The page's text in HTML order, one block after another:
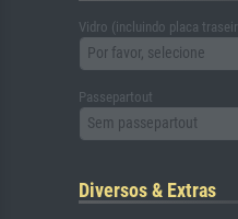
Vidro (incluindo placa
Por favor, selecione
Passepartout
Sem passepartout
Diversos & Extras